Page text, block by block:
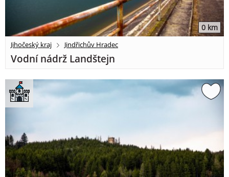
0 km
Jihočeský kraj Jindřichův Hradec
Vodní nádrž Landštejn